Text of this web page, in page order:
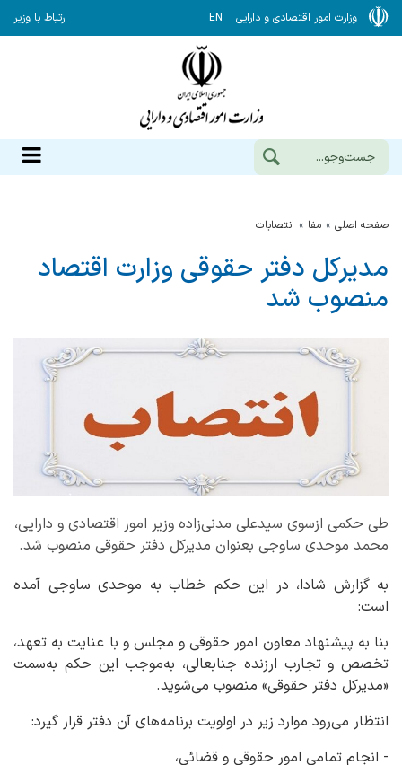
وزارت امور اقتصادی و دارایی EN ارتباط با وزیر
صفحه اصلی مفا انتصابات
مدیرکل دفتر حقوقی وزارت اقتصاد
منصوب شد
طی حکمی ازسوی سیدعلی مدنی‌زاده وزیر امور اقتصادی و دارایی،
محمد موحدی ساوجی بعنوان مدیرکل دفتر حقوقی منصوب شد.
به گزارش شادا، در این حکم خطاب به موحدی ساوجی آمده
است:
بنا به پیشنهاد معاون امور حقوقی و مجلس و با عنایت به تعهد،
تخصص و تجارب ارزنده جنابعالی، به‌موجب این حکم به‌سمت
«مدیرکل دفتر حقوقی» منصوب می‌‍‌شوید.
انتظار می‌رود موارد زیر در اولویت برنامه‌های آن دفتر قرار گیرد:
- انجام تمامی امور حقوقی و قضائی،